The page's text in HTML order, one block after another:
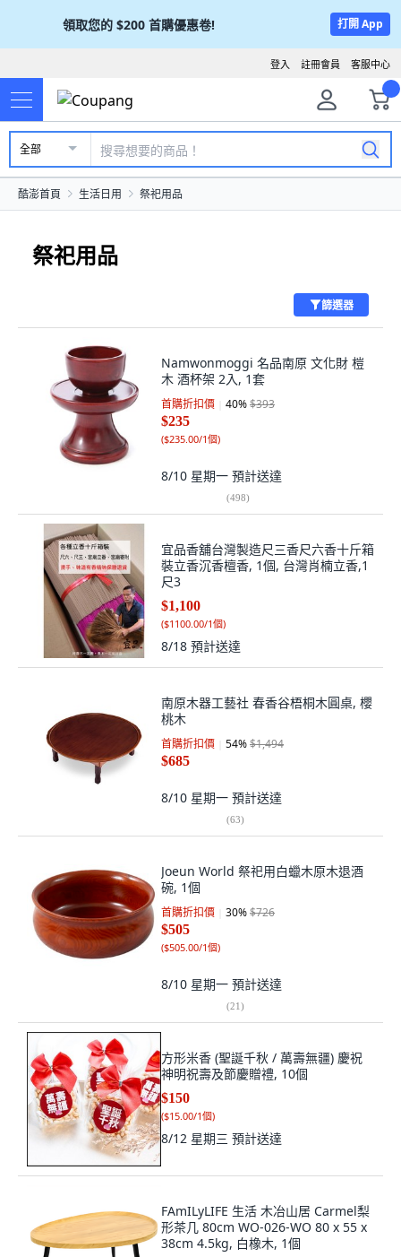
領取您的 $200 首購優惠卷! 打開 App
客服中心
註冊會員
登入
全部
酷澎首頁 生活日用 祭祀用品
祭祀用品
篩選器
Namwonmoggi 名品南原 文化財 榿
木 酒杯架 2入, 1套
首購折扣價 40%$393
$235
($235.00/1個)
8/10 星期一 預計送達
(498)
宜品香舖台灣製造尺三香尺六香十斤箱
裝立香沉香檀香, 1個, 台灣肖楠立香,1
尺3
$1,100
($1100.00/1個)
8/18 預計送達
南原木器工藝社 春香谷梧桐木圓桌, 櫻
桃木
首購折扣價 54%$1,494
$685
8/10 星期一 預計送達
(63)
Joeun World 祭祀用白蠟木原木退酒
碗, 1個
首購折扣價 30%$726
$505
($505.00/1個)
8/10 星期一 預計送達
(21)
方形米香 (聖誕千秋 / 萬壽無疆) 慶祝
神明祝壽及節慶贈禮, 10個
$150
($15.00/1個)
8/12 星期三 預計送達
FAmILyLIFE 生活 木冶山居 Carmel梨
形茶几 80cm WO-026-WO 80 x 55 x
38cm 4.5kg, 白橡木, 1個